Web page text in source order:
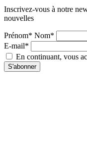
Inscrivez-vous à notre
nouvelles
Prénom* Nom*
E-mail*
En continuant, vous